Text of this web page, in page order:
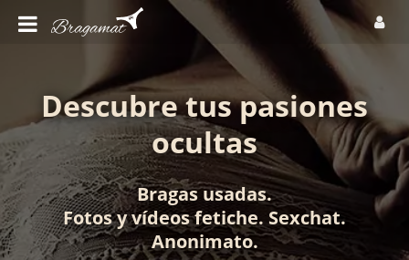
Descubre tus pasiones
ocultas
Bragas usadas.
Fotosyvídeos fetiche. Sexchat.
Anonimato.